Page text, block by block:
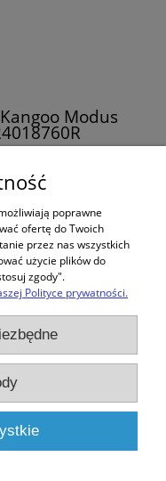
Modus
poprawne
ofertę do Twoich
przez nas wszystkich
użycie plików do
zgody".
Polityce prywatności.